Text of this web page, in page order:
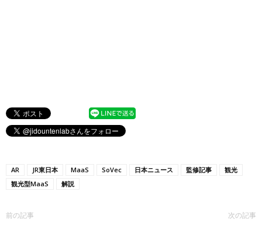
AR JR東日本 MaaS SoVec 日本ニュース 監修記事
観光
観光型MaaS
解説
前の記事 次の記事